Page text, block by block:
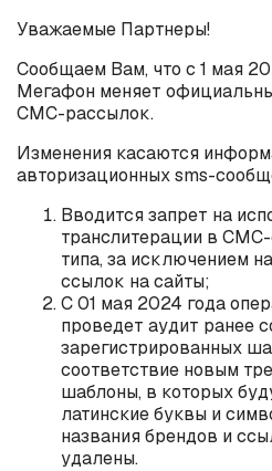
Уважаемые Партнеры!
Сообщаем Вам, что с 1 мая
Мегафон меняет
СМС-рассылок.
Изменения касаются
авторизационных sms-
Вводится запрет на
транслитерации в
типа, за исключением
ссылок на сайты;
С 01 мая 2024 года
проведет аудит ранее
зарегистрированных
соответствие новым
шаблоны, в которых
латинские буквы и
названия брендов и
удалены.